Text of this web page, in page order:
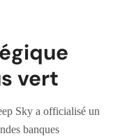
vert
Sky a officialisé un
banques